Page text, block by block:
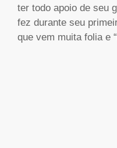
ter todo apoio de seu
fez durante seu
que vem muita folia e